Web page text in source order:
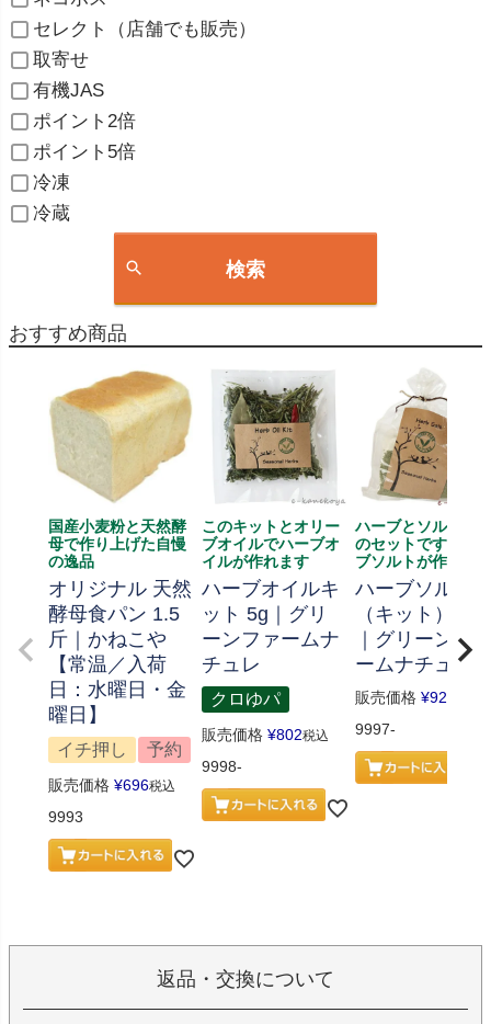
セレクト（店舗でも販売）
取寄せ
有機JAS
ポイント2倍
ポイント5倍
冷凍
冷蔵
検索
おすすめ商品
国産小麦粉と天然酵
母で作り上げた自慢
の逸品
オリジナル 天然
酵母食パン 1.5
斤｜かねこや
【常温／入荷
日：水曜日・金
曜日】
イチ押し 予約
販売価格 ¥696税込
9993
このキットとオリー
ブオイルでハーブオ
イルが作れます
ハーブオイルキ
ット 5g｜グリ
ーンファームナ
チュレ
クロゆパ
販売価格 ¥802税込
9998-
ハーブとソルト、
のセットです、ハ
ブソルトが作れま
ハーブソルト
（キット） 70g
｜グリーンフ
ームナチュレ
販売価格 ¥926
9997-
返品・交換について